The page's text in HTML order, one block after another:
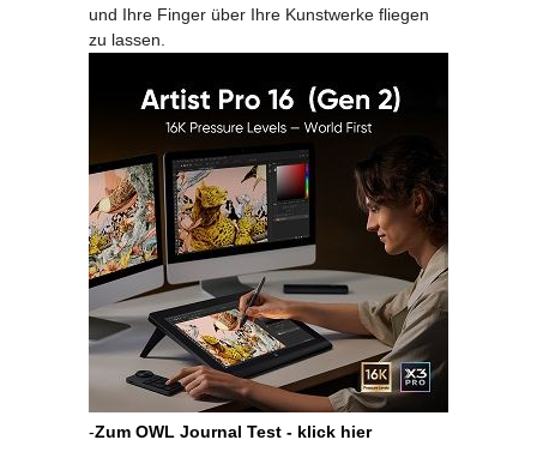
und Ihre Finger über Ihre Kunstwerke fliegen
zu lassen.
-Zum OWL Journal Test - klick hier